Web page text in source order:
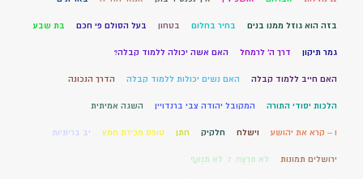
בזה הוא גוזל ממנו בנים בחיר בחלום בטחון בעל הסולם פי חכם בת שבע
גמר תיקון דרך ה' לרמחל האם אשה יכולה ללמוד קבלה?
האם חייב ללמוד קבלה האם נשים יכולות ללמוד קבלה הדרך הנכונה
הלכות יסודי התורה המקובל יהודה צבי ברנדויין השגה אמיתית
ו – קרא את יהושע וישלח חלקיק חתן טופס מכירת חמץ יב בריתיות
ירושלים תמונות לֹא תִרְצַח. 7. לֹא תִנְאָף.